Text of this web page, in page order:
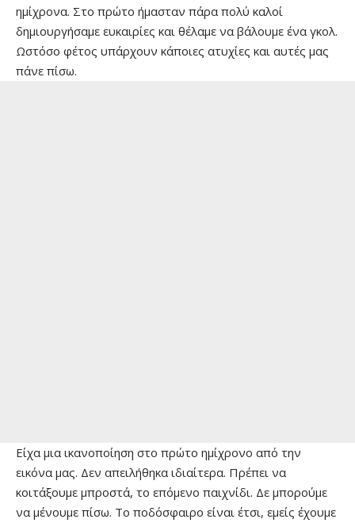
ημίχρονα. Στο πρώτο ήμασταν πάρα πολύ καλοί
δημιουργήσαμε ευκαιρίες και θέλαμε να βάλουμε ένα γκολ.
Ωστόσο φέτος υπάρχουν κάποιες ατυχίες και αυτές μας
πάνε πίσω.
Είχα μια ικανοποίηση στο πρώτο ημίχρονο από την
εικόνα μας. Δεν απειλήθηκα ιδιαίτερα. Πρέπει να
κοιτάξουμε μπροστά, το επόμενο παιχνίδι. Δε μπορούμε
να μένουμε πίσω. Το ποδόσφαιρο είναι έτσι, εμείς έχουμε